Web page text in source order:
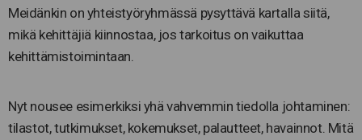
Meidänkin on yhteistyöryhmässä pysyttävä kartalla siitä,
mikä kehittäjiä kiinnostaa, jos tarkoitus on vaikuttaa
kehittämistoimintaan.
Nyt nousee esimerkiksi yhä vahvemmin tiedolla johtaminen:
tilastot, tutkimukset, kokemukset, palautteet, havainnot. Mitä